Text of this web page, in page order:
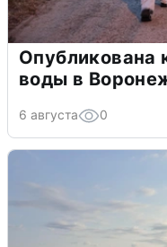
Опубликована
воды в
6 августа 0